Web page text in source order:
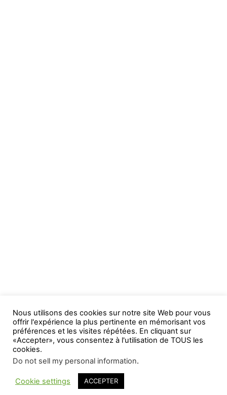
Nous utilisons des cookies sur notre site Web pour vous
offrir l'expérience la plus pertinente en mémorisant vos
préférences et les visites répétées. En cliquant sur
«Accepter», vous consentez à l'utilisation de TOUS les
cookies.
Do not sell my personal information.
Cookie settings ACCEPTER